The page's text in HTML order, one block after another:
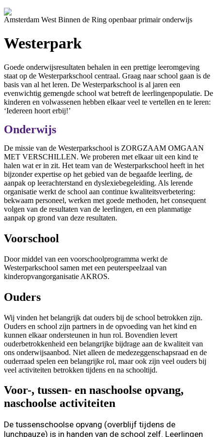
Amsterdam West Binnen de Ring openbaar primair onderwijs
Westerpark
Goede onderwijsresultaten behalen in een prettige leeromgeving
staat op de Westerparkschool centraal. Graag naar school gaan is de
basis van al het leren. De Westerparkschool is al jaren een
evenwichtig gemengde school wat betreft de leerlingenpopulatie. De
kinderen en volwassenen hebben elkaar veel te vertellen en te leren:
‘Iedereen hoort erbij!’
Onderwijs
De missie van de Westerparkschool is ZORGZAAM OMGAAN
MET VERSCHILLEN. We proberen met elkaar uit een kind te
halen wat er in zit. Het team van de Westerparkschool heeft in het
bijzonder expertise op het gebied van de begaafde leerling, de
aanpak op leerachterstand en dyslexiebegeleiding. Als lerende
organisatie werkt de school aan continue kwaliteitsverbetering:
bekwaam personeel, werken met goede methoden, het consequent
volgen van de resultaten van de leerlingen, en een planmatige
aanpak op grond van deze resultaten.
Voorschool
Door middel van een voorschoolprogramma werkt de
Westerparkschool samen met een peuterspeelzaal van
kinderopvangorganisatie AKROS.
Ouders
Wij vinden het belangrijk dat ouders bij de school betrokken zijn.
Ouders en school zijn partners in de opvoeding van het kind en
kunnen elkaar ondersteunen in hun rol. Bovendien levert
ouderbetrokkenheid een belangrijke bijdrage aan de kwaliteit van
ons onderwijsaanbod. Niet alleen de medezeggenschapsraad en de
ouderraad spelen een belangrijke rol, maar ook zijn veel ouders bij
veel activiteiten betrokken tijdens en na schooltijd.
Voor-, tussen- en naschoolse opvang,
naschoolse activiteiten
De tussenschoolse opvang (overblijf tijdens de
lunchpauze) is in handen van de school zelf. Leerlingen